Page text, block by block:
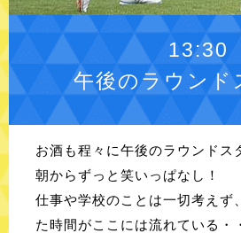
13:30
午後のラウンド
お酒も程々に午後のラウンドス
朝からずっと笑いっぱなし！
仕事や学校のことは一切考えず
た時間がここには流れている・